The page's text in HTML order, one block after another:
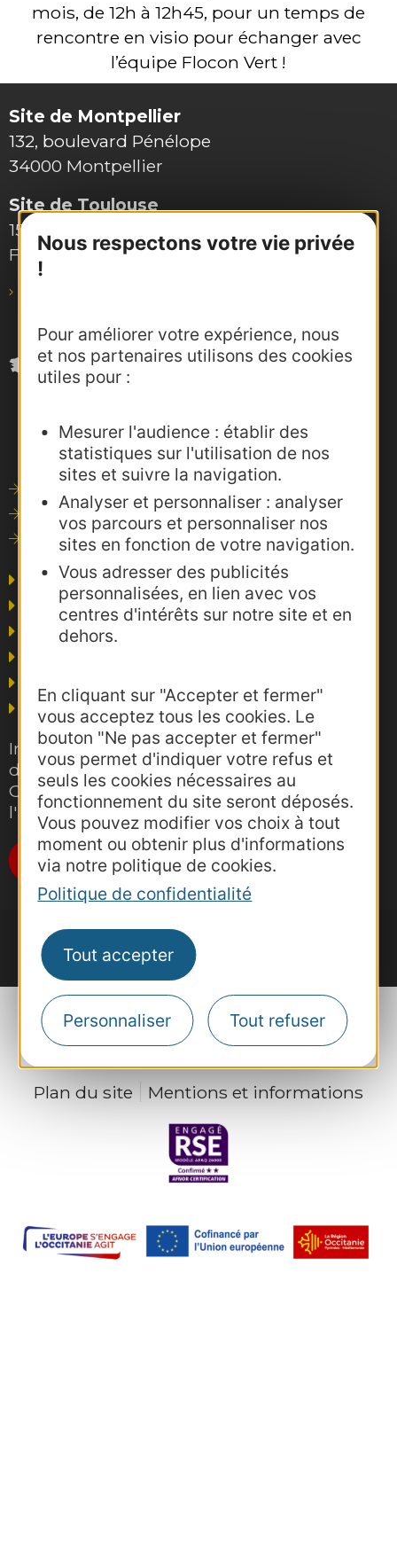
Nous respectons votre vie privée
!
Pour améliorer votre expérience, nous
et nos partenaires utilisons des cookies
utiles pour :
Mesurer l'audience : établir des
statistiques sur l'utilisation de nos
sites et suivre la navigation.
Analyser et personnaliser : analyser
vos parcours et personnaliser nos
sites en fonction de votre navigation.
Vous adresser des publicités
personnalisées, en lien avec vos
centres d'intérêts sur notre site et en
dehors.
En cliquant sur "Accepter et fermer"
vous acceptez tous les cookies. Le
bouton "Ne pas accepter et fermer"
vous permet d'indiquer votre refus et
seuls les cookies nécessaires au
fonctionnement du site seront déposés.
Vous pouvez modifier vos choix à tout
moment ou obtenir plus d'informations
via notre politique de cookies.
Politique de confidentialité
Tout accepter
Personnaliser Tout refuser
mois, de 12h à 12h45, pour un temps de
rencontre en visio pour échanger avec
l’équipe Flocon Vert !
Site de Montpellier
132, boulevard Pénélope
34000 Montpellier
Site de Toulouse
15, rue Rivals – CS 78543
F-31685 Toulouse Cedex 6
Outils de communication
Photothèque
Consultations
Agence AD'OCC
Presse et influence
Voyagistes
Thermalisme
Grand public
Inscrivez-vous gratuitement à la lettre
d'information pro de la destination
Occitanie pour suivre nos actions et
l'actualité du tourisme dans la région
Je m'abonne
Plan du site Mentions et informations